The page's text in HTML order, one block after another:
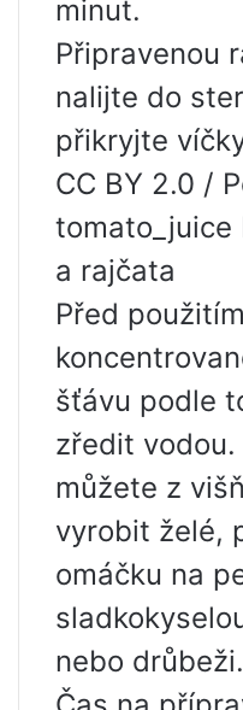
minut.
Připravenou
nalijte do
přikryjte
CC BY 2.0 /
tomato_juice
a rajčata
Před
šťávu podle
zředit
můžete z
vyrobit želé,
omáčku na
nebo drůbeži.